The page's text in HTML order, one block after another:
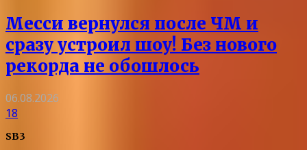
Месси вернулся после ЧМ и
сразу устроил шоу! Без нового
рекорда не обошлось
06.08.2026
18
SB3